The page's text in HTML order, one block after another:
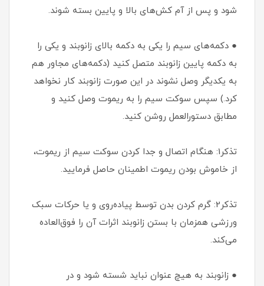
شود و پس از آم کش‌های بالا و پایین بسته شوند.
● دکمه‌های سیم را یکی به دکمه‌ بالای زانوبند و یکی را
به دکمه پایین زانوبند متصل کنید (دکمه‌های مجاور هم
به یکدیگر وصل نشوند در این صورت زانوبند کار نخواهد
کرد.) سپس سوکت سیم را به ریموت وصل کنید و
مطابق دستورالعمل روشن کنید.
تذکر1: هنگام اتصال و جدا کردن سوکت سیم از ریموت،
از خاموش بودن ریموت اطمینان حاصل فرمایید.
تذکر2: گرم کردن بدن توسط پیاده‌روی و یا حرکات سبک
ورزشی همزمان با بستن زانوبند اثرات آن را فوق‌العاده
می‌کند.
● زانوبند به هیچ عنوان نباید شسته شود و در